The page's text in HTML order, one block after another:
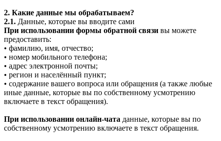
2. Какие данные мы обрабатываем?
2.1. Данные, которые вы вводите сами
При использовании формы обратной связи вы можете
предоставить:
• фамилию, имя, отчество;
• номер мобильного телефона;
• адрес электронной почты;
• регион и населённый пункт;
• содержание вашего вопроса или обращения (а также любые
иные данные, которые вы по собственному усмотрению
включаете в текст обращения).
При использовании онлайн-чата данные, которые вы по
собственному усмотрению включаете в текст обращения.